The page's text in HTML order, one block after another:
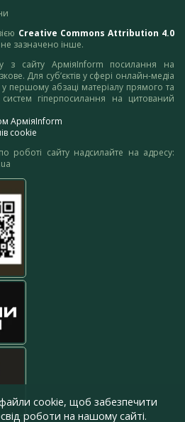
Creative Commons Attribution 4.0
зазначено інше.
з сайту АрміяInform посилання на
Для суб’єктів у сфері онлайн-медіа
першому абзаці матеріалу прямого та
гіперпосилання на цитований
АрміяInform
cookie
роботі сайту надсилайте на адресу:
cookie, щоб забезпечити
роботи на нашому сайті.